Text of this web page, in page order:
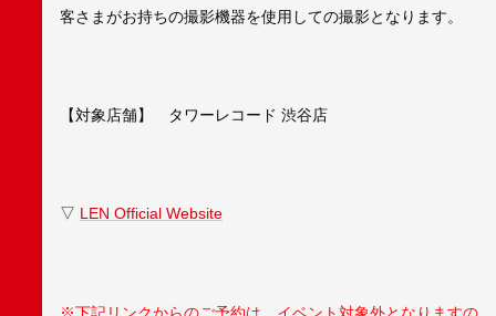
客さまがお持ちの撮影機器を使用しての撮影となります。
【対象店舗】 タワーレコード 渋谷店
▽ LEN Official Website
※下記リンクからのご予約は、イベント対象外となりますの